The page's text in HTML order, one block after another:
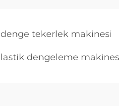
denge tekerlek makinesi
lastik dengeleme